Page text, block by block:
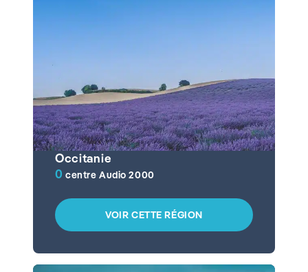
Occitanie
0 centre Audio 2000
VOIR CETTE RÉGION